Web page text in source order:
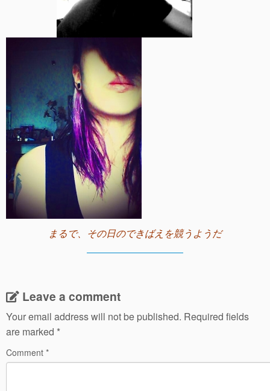
まるで、その日のできばえを競うようだ
Leave a comment
Your email address will not be published. Required fields
are marked *
Comment *